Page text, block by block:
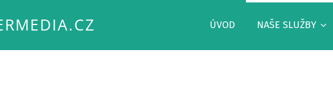
ÚVOD NAŠE SLUŽBY